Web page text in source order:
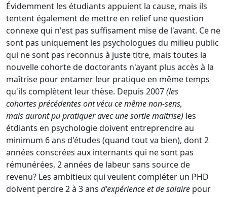
Évidemment les étudiants appuient la cause, mais ils
tentent également de mettre en relief une question
connexe qui n'est pas suffisament mise de l'avant. Ce ne
sont pas uniquement les psychologues du milieu public
qui ne sont pas reconnus à juste titre, mais toutes la
nouvelle cohorte de doctorants n'ayant plus accès à la
maîtrise pour entamer leur pratique en même temps
qu'ils complètent leur thèse. Depuis 2007(les
cohortes précédentes ont vécu ce même non-sens,
mais auront pu pratiquer avec une sortie maitrise) les
étdiants en psychologie doivent entreprendre au
minimum 6 ans d'études (quand tout va bien), dont 2
années conscrées aux internants qui ne sont pas
rémunérées, 2 années de labeur sans source de
revenu? Les ambitieux qui veulent compléter un PHD
doivent perdre 2 à 3 ans d'expérience et de salaire pour